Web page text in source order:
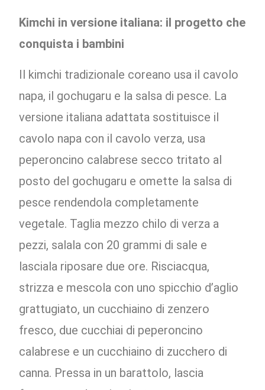
Kimchi in versione italiana: il progetto che
conquista i bambini
Il kimchi tradizionale coreano usa il cavolo
napa, il gochugaru e la salsa di pesce. La
versione italiana adattata sostituisce il
cavolo napa con il cavolo verza, usa
peperoncino calabrese secco tritato al
posto del gochugaru e omette la salsa di
pesce rendendola completamente
vegetale. Taglia mezzo chilo di verza a
pezzi, salala con 20 grammi di sale e
lasciala riposare due ore. Risciacqua,
strizza e mescola con uno spicchio d’aglio
grattugiato, un cucchiaino di zenzero
fresco, due cucchiai di peperoncino
calabrese e un cucchiaino di zucchero di
canna. Pressa in un barattolo, lascia